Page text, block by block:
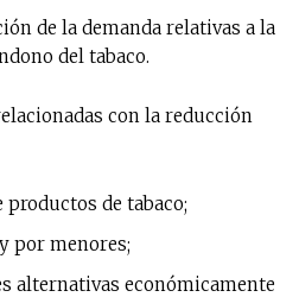
de la demanda relativas a la
del tabaco.
con la reducción
productos de tabaco;
por menores;
alternativas económicamente